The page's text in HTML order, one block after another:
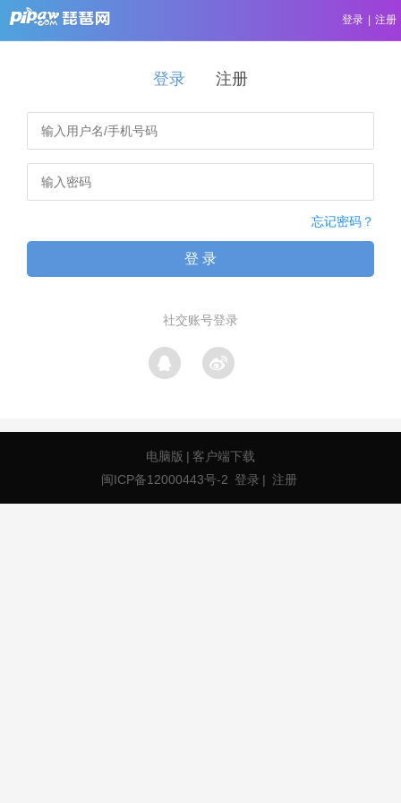
登录 注册
登录 注册
忘记密码？
登 录
社交账号登录
电脑版 | 客户端下载
闽ICP备12000443号-2 登录 | 注册